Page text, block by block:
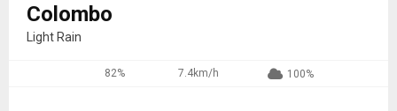
Colombo
Light Rain
82% 7.4km/h 100%